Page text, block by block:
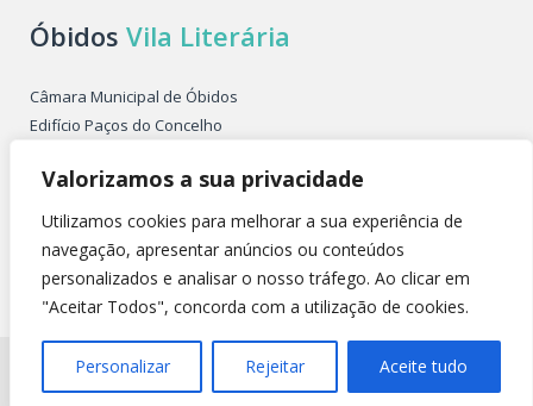
Valorizamos a sua privacidade
Utilizamos cookies para melhorar a sua experiência de
navegação, apresentar anúncios ou conteúdos
personalizados e analisar o nosso tráfego. Ao clicar em
"Aceitar Todos", concorda com a utilização de cookies.
Personalizar Rejeitar Aceite tudo
Óbidos Vila Literária
Câmara Municipal de Óbidos
Edifício Paços do Concelho
2510-086 ÓBIDOS PORTUGAL
Tel. +351 262 955 500
E-mail: obidosvilaliteraria@cm-obidos.pt
Todos os direitos reservados @ 2026 | Política de Privacidade